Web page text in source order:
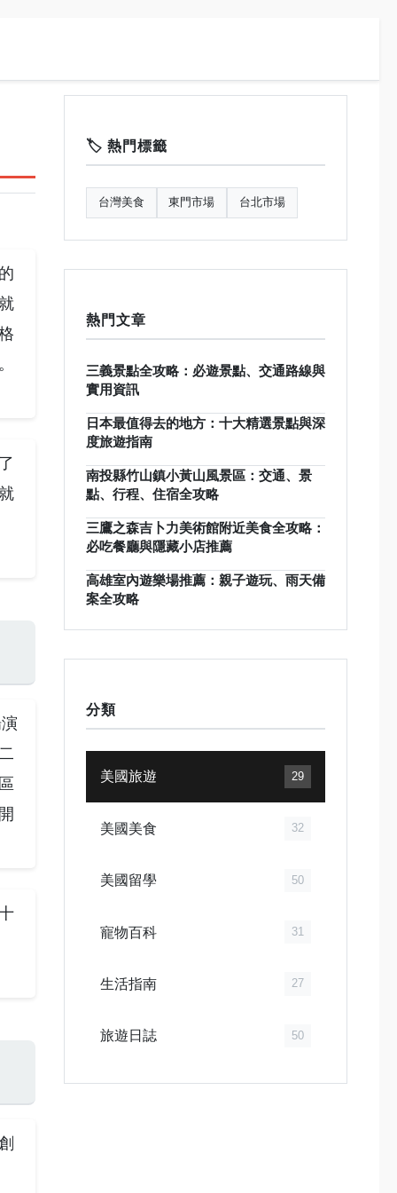
🏷️ 熱門標籤
台灣美食 東門市場 台北市場
熱門文章
三義景點全攻略：必遊景點、交通路線與
實用資訊
日本最值得去的地方：十大精選景點與深
度旅遊指南
南投縣竹山鎮小黃山風景區：交通、景
點、行程、住宿全攻略
三鷹之森吉卜力美術館附近美食全攻略：
必吃餐廳與隱藏小店推薦
高雄室內遊樂場推薦：親子遊玩、雨天備
案全攻略
分類
美國旅遊 29
美國美食 32
美國留學 50
寵物百科 31
生活指南 27
旅遊日誌 50